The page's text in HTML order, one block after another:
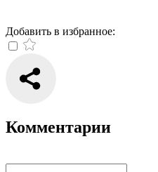
Добавить в избранное:
Комментарии